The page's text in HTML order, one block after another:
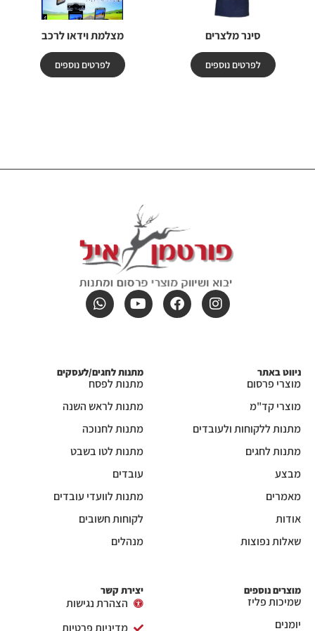
סינר מלצרים
לפרטים נוספים
מצלמת וידאו לרכב
לפרטים נוספים
ניווט באתר
מוצרי פרסום
מוצרי קד"מ
מתנות ללקוחות ולעובדים
מתנות לחגים
מבצע
מאמרים
אודות
שאלות נפוצות
מתנות לחגים/לעסקים
מתנות לפסח
מתנות לראש השנה
מתנות לחנוכה
מתנות לטו בשבט
עובדים
מתנות לוועדי עובדים
לקוחות חשובים
מנהלים
מוצרים נוספים
שמיכות פליז
יומנים
יצירת קשר
הצהרת נגישות